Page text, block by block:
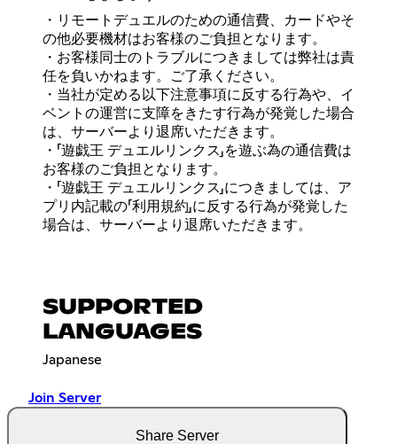
・リモートデュエルのための通信費、カードやそ
の他必要機材はお客様のご負担となります。
・お客様同士のトラブルにつきましては弊社は責
任を負いかねます。ご了承ください。
・当社が定める以下注意事項に反する行為や、イ
ベントの運営に支障をきたす行為が発覚した場合
は、サーバーより退席いただきます。
・「遊戯王 デュエルリンクス」を遊ぶ為の通信費は
お客様のご負担となります。
・「遊戯王 デュエルリンクス」につきましては、ア
プリ内記載の「利用規約」に反する行為が発覚した
場合は、サーバーより退席いただきます。
SUPPORTED
LANGUAGES
Japanese
Join Server
Share Server